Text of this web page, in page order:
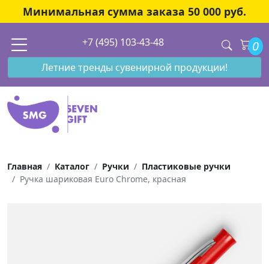
Минимальная сумма заказа 50 000 руб.
+7 (495) 103-43-48 0
Летние тренды сувенирной продукции!
Главная Каталог Ручки
Пластиковые ручки
Ручка шариковая Euro Chrome, красная